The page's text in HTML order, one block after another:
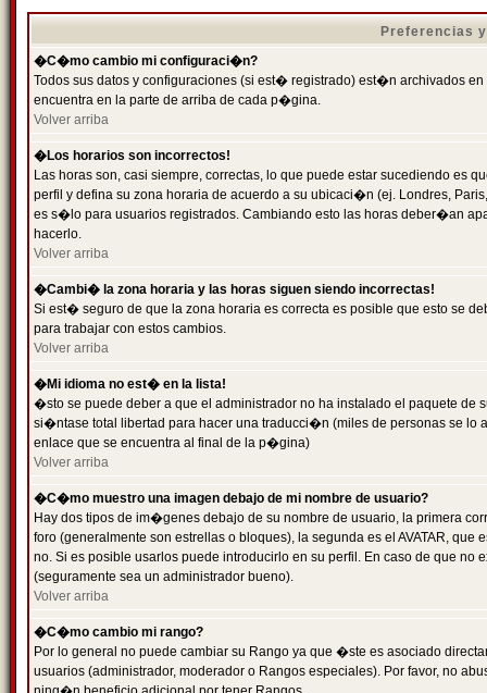
Preferencias
�C�mo cambio mi configuraci�n?
Todos sus datos y configuraciones (si est� registrado) est�n archivados
encuentra en la parte de arriba de cada p�gina.
Volver arriba
�Los horarios son incorrectos!
Las horas son, casi siempre, correctas, lo que puede estar sucediendo es
perfil y defina su zona horaria de acuerdo a su ubicaci�n (ej. Londres,
es s�lo para usuarios registrados. Cambiando esto las horas deber�an
hacerlo.
Volver arriba
�Cambi� la zona horaria y las horas siguen siendo incorrectas!
Si est� seguro de que la zona horaria es correcta es posible que esto se
para trabajar con estos cambios.
Volver arriba
�Mi idioma no est� en la lista!
�sto se puede deber a que el administrador no ha instalado el paquete
si�ntase total libertad para hacer una traducci�n (miles de personas se
enlace que se encuentra al final de la p�gina)
Volver arriba
�C�mo muestro una imagen debajo de mi nombre de usuario?
Hay dos tipos de im�genes debajo de su nombre de usuario, la primera
foro (generalmente son estrellas o bloques), la segunda es el AVATAR,
no. Si es posible usarlos puede introducirlo en su perfil. En caso de que
(seguramente sea un administrador bueno).
Volver arriba
�C�mo cambio mi rango?
Por lo general no puede cambiar su Rango ya que �ste es asociado
usuarios (administrador, moderador o Rangos especiales). Por favor, no